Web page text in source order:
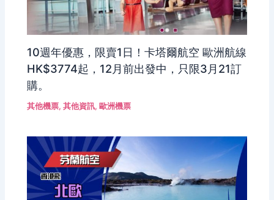
10週年優惠，限賣1日！卡塔爾航空 歐洲航線
HK$3774起，12月前出發中，只限3月21訂
購。
其他機票,其他資訊,歐洲機票